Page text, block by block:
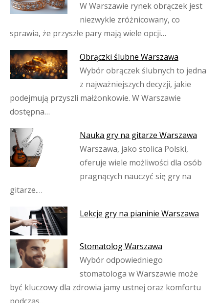
W Warszawie rynek obrączek jest
niezwykle zróżnicowany, co
sprawia, że przyszłe pary mają wiele opcji…
Obrączki ślubne Warszawa
Wybór obrączek ślubnych to jedna
z najważniejszych decyzji, jakie
podejmują przyszli małżonkowie. W Warszawie
dostępna…
Nauka gry na gitarze Warszawa
Warszawa, jako stolica Polski,
oferuje wiele możliwości dla osób
pragnących nauczyć się gry na
gitarze.…
Lekcje gry na pianinie Warszawa
Stomatolog Warszawa
Wybór odpowiedniego
stomatologa w Warszawie może
być kluczowy dla zdrowia jamy ustnej oraz komfortu